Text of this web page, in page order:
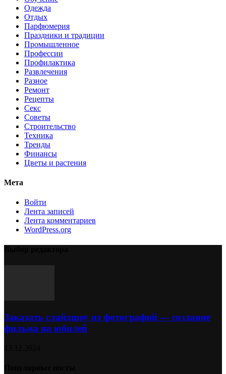
Одежда
Отдых
Парфюмерия
Праздники и традиции
Промышленное
Профессии
Профилактика
Развлечения
Разное
Ремонт
Рецепты
Секс
Советы
Строительство
Техника
Тренды
Финансы
Цветы и растения
Мета
Войти
Лента записей
Лента комментариев
WordPress.org
Заказать слайдшоу из фотографий — создание
фильма на юбилей